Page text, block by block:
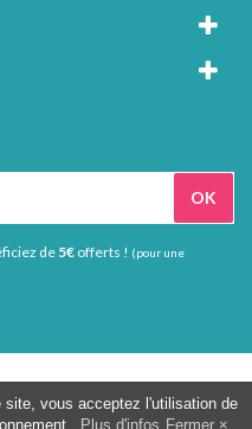
site, vous acceptez l'utilisation de
Plus d'infos Fermer
de 5€ offerts ! (pour une